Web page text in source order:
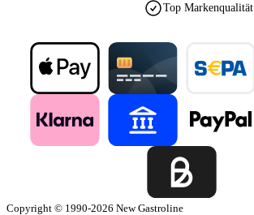
Top Markenqualität
Copyright © 1990-2026 New Gastroline